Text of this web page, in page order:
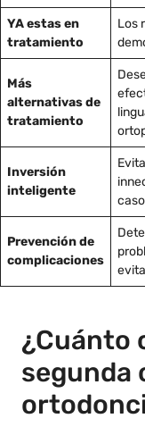
YA estas en
tratamiento
Los
Más
alternativas de
tratamiento
Inversión
inteligente
Prevención de
complicaciones
¿Cuánto
segunda